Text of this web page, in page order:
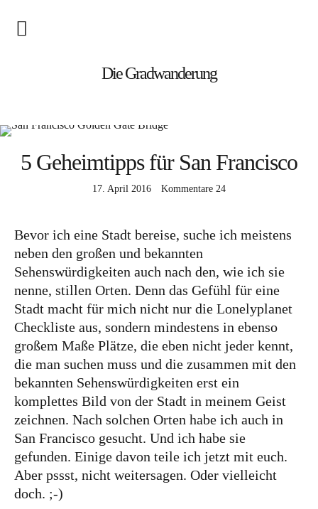
Die Gradwanderung
Blog
Reisen
Namibia
Seychellen
Amerika
Kanada
USA
Westküste
Ostküste
Hawaii
Asien
China
5 Geheimtipps für San Francisco
17. April 2016 Kommentare 24
Bevor ich eine Stadt bereise, suche ich meistens
neben den großen und bekannten
Sehenswürdigkeiten auch nach den, wie ich sie
nenne, stillen Orten. Denn das Gefühl für eine
Stadt macht für mich nicht nur die Lonelyplanet
Checkliste aus, sondern mindestens in ebenso
großem Maße Plätze, die eben nicht jeder kennt,
die man suchen muss und die zusammen mit den
bekannten Sehenswürdigkeiten erst ein
komplettes Bild von der Stadt in meinem Geist
zeichnen. Nach solchen Orten habe ich auch in
San Francisco gesucht. Und ich habe sie
gefunden. Einige davon teile ich jetzt mit euch.
Aber pssst, nicht weitersagen. Oder vielleicht
doch. ;-)